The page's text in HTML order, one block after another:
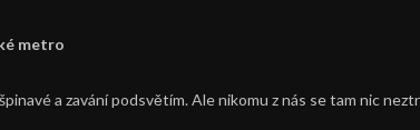
metro
a zavání podsvětím. Ale nikomu z nás se tam nic